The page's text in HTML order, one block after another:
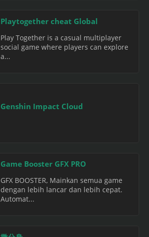
Playtogether cheat Global
Play Together is a casual multiplayer
social game where players can explore
a...
Genshin Impact Cloud
Game Booster GFX PRO
GFX BOOSTER, Mainkan semua game
dengan lebih lancar dan lebih cepat.
Automat...